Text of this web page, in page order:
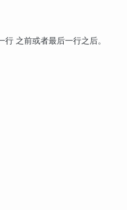
之前或者最后一行之后。